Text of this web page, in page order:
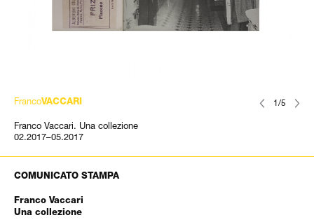
1/5
FrancoVACCARI
Franco Vaccari. Una collezione
02.2017–05.2017
COMUNICATO STAMPA
Franco Vaccari
Una collezione